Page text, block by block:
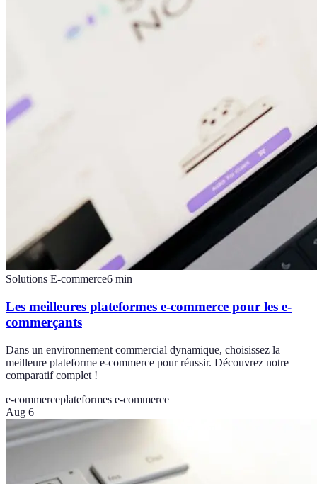
Solutions E-commerce6 min
Les meilleures plateformes e-commerce pour les e-
commerçants
Dans un environnement commercial dynamique, choisissez la
meilleure plateforme e-commerce pour réussir. Découvrez notre
comparatif complet !
e-commerceplateformes e-commerce
Aug 6